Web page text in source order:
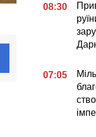
08:30
07:05